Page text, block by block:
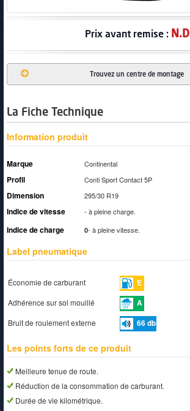
Prix avant remise : N.D
Trouvez un centre de montage
La Fiche Technique
Information produit
Marque Continental
Profil Conti Sport Contact 5P
Dimension 295/30 R19
Indice de vitesse - à pleine charge.
Indice de charge 0- à pleine vitesse.
Label pneumatique
Économie de carburant E
Adhérence sur sol mouillé A
Bruit de roulement externe 66db
Les points forts de ce produit
Meilleure tenue de route.
Réduction de la consommation de carburant.
Durée de vie kilométrique.